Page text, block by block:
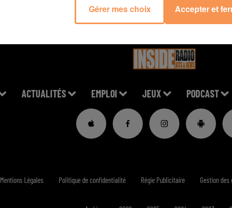
ACTUALITÉS EMPLOI JEUX PODCAST
Mentions Légales Politique de confidentialité Régie Publicitaire Gestion des
Gérer mes choix Accepter et